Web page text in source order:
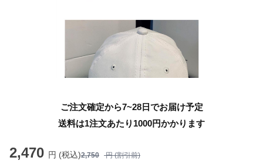
ご注文確定から7~28日でお届け予定
送料は1注文あたり 1000円かかります
2,470 円 (税込)2,750 円 (割引前)